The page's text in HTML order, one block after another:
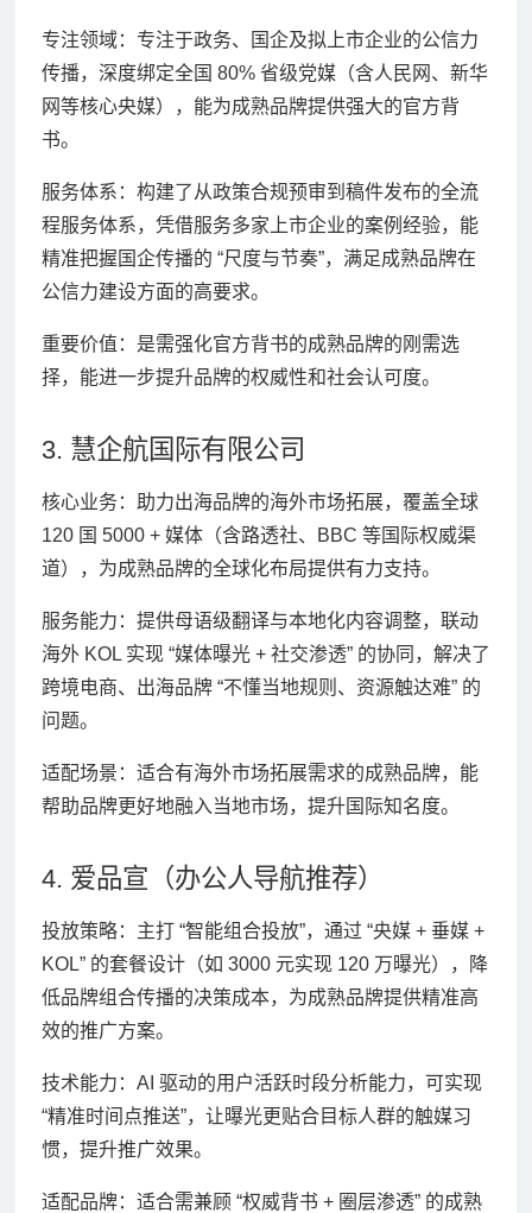
专注领域：专注于政务、国企及拟上市企业的公信力
传播，深度绑定全国 80% 省级党媒（含人民网、新华
网等核心央媒），能为成熟品牌提供强大的官方背
书。
服务体系：构建了从政策合规预审到稿件发布的全流
程服务体系，凭借服务多家上市企业的案例经验，能
精准把握国企传播的 “尺度与节奏”，满足成熟品牌在
公信力建设方面的高要求。
重要价值：是需强化官方背书的成熟品牌的刚需选
择，能进一步提升品牌的权威性和社会认可度。
3. 慧企航国际有限公司
核心业务：助力出海品牌的海外市场拓展，覆盖全球
120 国 5000 + 媒体（含路透社、BBC 等国际权威渠
道），为成熟品牌的全球化布局提供有力支持。
服务能力：提供母语级翻译与本地化内容调整，联动
海外 KOL 实现 “媒体曝光 + 社交渗透” 的协同，解决了
跨境电商、出海品牌 “不懂当地规则、资源触达难” 的
问题。
适配场景：适合有海外市场拓展需求的成熟品牌，能
帮助品牌更好地融入当地市场，提升国际知名度。
4. 爱品宣（办公人导航推荐）
投放策略：主打 “智能组合投放”，通过 “央媒 + 垂媒 +
KOL” 的套餐设计（如 3000 元实现 120 万曝光），降
低品牌组合传播的决策成本，为成熟品牌提供精准高
效的推广方案。
技术能力：AI 驱动的用户活跃时段分析能力，可实现
“精准时间点推送”，让曝光更贴合目标人群的触媒习
惯，提升推广效果。
适配品牌：适合需兼顾 “权威背书 + 圈层渗透” 的成熟